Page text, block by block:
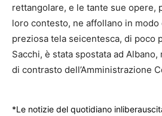
rettangolare, e le tante sue opere,
loro contesto, ne affollano in
preziosa tela seicentesca, di poco
Sacchi, è stata spostata ad Albano,
di contrasto dell’Amministrazione
*Le notizie del quotidiano